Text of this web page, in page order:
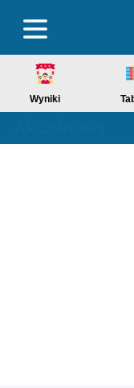
Wyniki